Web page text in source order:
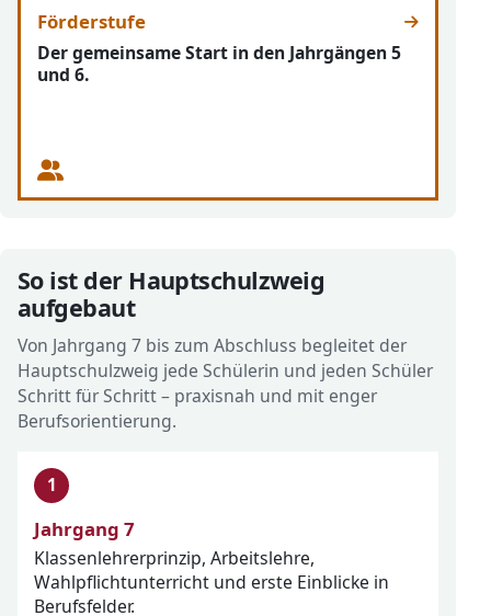
Förderstufe
Der gemeinsame Start in den Jahrgängen 5
und 6.
So ist der Hauptschulzweig
aufgebaut
Von Jahrgang 7 bis zum Abschluss begleitet der
Hauptschulzweig jede Schülerin und jeden Schüler
Schritt für Schritt – praxisnah und mit enger
Berufsorientierung.
Jahrgang 7
Klassenlehrerprinzip, Arbeitslehre,
Wahlpflichtunterricht und erste Einblicke in
Berufsfelder.